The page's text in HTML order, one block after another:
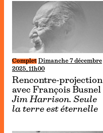
Complet Dimanche 7 décembre
2025, 11h00
Rencontre-projection
avec François Busnel
Jim Harrison. Seule
la terre est éternelle